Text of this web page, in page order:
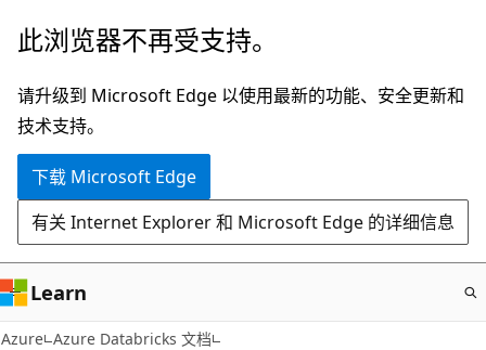
跳
主
要
内
此浏览器不再受支持。
请升级到 Microsoft Edge 以使用最新的功能、安全更新和
技术支持。
下载 Microsoft Edge
有关 Internet Explorer 和 Microsoft Edge 的详细信息
Learn
Azure Azure Databricks 文档